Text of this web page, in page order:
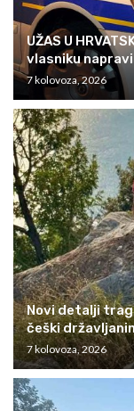
UŽAS U
vlasniku
7 kolovoza, 2026
Novi detalji
češki
7 kolovoza, 2026